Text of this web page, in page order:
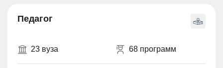
Педагог
23 вуза 68 программ